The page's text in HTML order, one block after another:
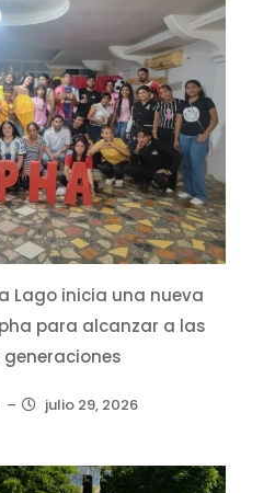
Lago inicia una nueva
para alcanzar a las
– julio 29, 2026